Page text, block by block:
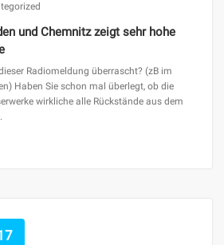
und Chemnitz zeigt sehr hohe
Radiomeldung überrascht? (zB im
Haben Sie schon mal überlegt, ob die
wirkliche alle Rückstände aus dem